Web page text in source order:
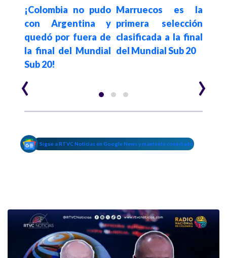
¡Colombia no pudo
con Argentina y
quedó por fuera de
la final del Mundial
Sub 20!
Marruecos es la
primera selección
clasificada a la final
del Mundial Sub 20
‹ ›
Sigue a RTVC Noticias en Google News y mantente conectado